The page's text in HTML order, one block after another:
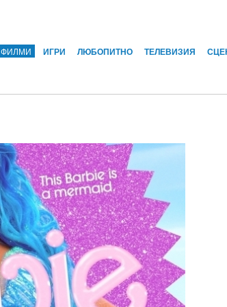
ФИЛМИ ИГРИ ЛЮБОПИТНО ТЕЛЕВИЗИЯ